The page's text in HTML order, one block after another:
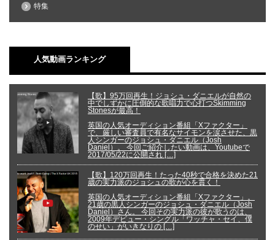
特集
人気動画ランキング
【歌】95万回再生！ジョシュ・ダニエルが自然の
中でしずかに圧倒的な歌唱力で心打つSkimming
Stonesが最高！
英国の人気オーディション番組「Xファクター」
で、厳しい審査員で有名なサイモンを涙させた、黒
人シンガーのジョシュ・ダニエル（Josh
Daniel）。 今回ご紹介したい動画は、Youtubeで
2017/05/22に公開され […]
【歌】120万回再生！たった40秒で合格を決めた21
歳の実力派のジョシュの歌が心を貫く！
英国の人気オーディション番組「Xファクター」。
21歳の黒人シンガーのジョシュ・ダニエル（Josh
Daniel）さん。 今回その実力派の彼が歌うのは、
2009年デビュー・シングル「ワッチャ・セイ、僕
のせい」がいきなりの […]